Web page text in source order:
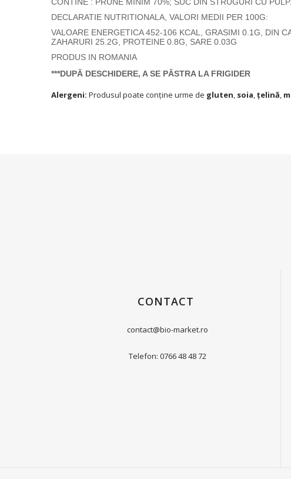
DECLARATIE NUTRITIONALA, VALORI MEDII PER 100G:
VALOARE ENERGETICA 452-106 KCAL, GRASIMI 0.1G, DIN
ZAHARURI 25.2G, PROTEINE 0.8G, SARE 0.03G
PRODUS IN ROMANIA
***DUPĂ DESCHIDERE, A SE PĂSTRA LA FRIGIDER
Alergeni: Produsul poate conține urme de gluten, soia,țelină,
CONTACT
contact@bio-market.ro
Telefon: 0766 48 48 72